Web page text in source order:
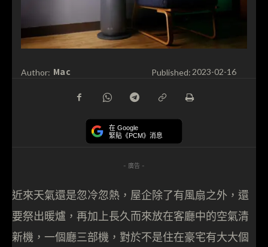
Author: Mac Published:2023-02-16
在 Google
緊貼《PCM》消息
- 廣告 -
近來天氣還是忽冷忽熱，屋企除了有風扇之外，還
要祭出暖爐，再加上長久而來放在客廳中的空氣清
新機，一個廳三部機，對於不是住在豪宅有大大個